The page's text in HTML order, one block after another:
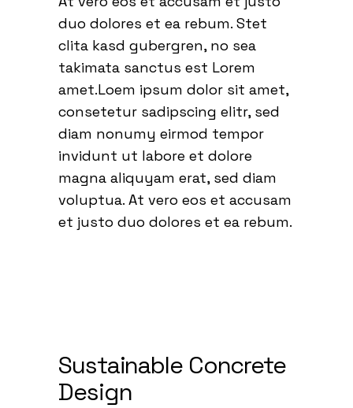
duo dolores et ea rebum. Stet
clita kasd gubergren, no sea
takimata sanctus est Lorem
amet.Loem ipsum dolor sit amet,
consetetur sadipscing elitr, sed
diam nonumy eirmod tempor
invidunt ut labore et dolore
magna aliquyam erat, sed diam
voluptua. At vero eos et accusam
et justo duo dolores et ea rebum.
Sustainable Concrete
Design